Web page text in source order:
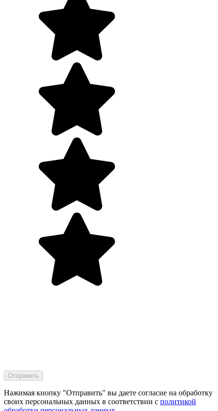
Нажимая кнопку "Отправить" вы даете согласие на обработку
своих персональных данных в соответствии с политикой